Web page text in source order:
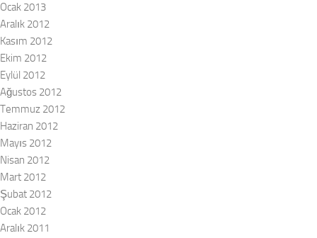
Ocak 2013
Aralık 2012
Kasım 2012
Ekim 2012
Eylül 2012
Ağustos 2012
Temmuz 2012
Haziran 2012
Mayıs 2012
Nisan 2012
Mart 2012
Şubat 2012
Ocak 2012
Aralık 2011